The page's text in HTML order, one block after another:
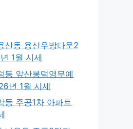
산동 용산우방타운2
1월 시세
동 앞산봉덕영무예
년 1월 시세
동 주공1차 아파트